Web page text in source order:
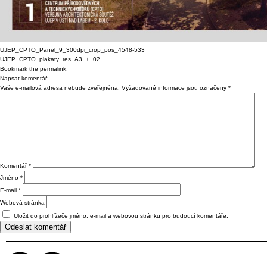
UJEP_CPTO_Panel_9_300dpi_crop_pos_4548-533
UJEP_CPTO_plakaty_res_A3_+_02
Bookmark the permalink
Napsat komentář
Vaše e-mailová adresa nebude zveřejněna.
Vyžadované informace jsou označeny *
Komentář*
Jméno *
E-mail *
Webová stránka
Uložit do prohlížeče jméno, e-mail a webovou stránku pro budoucí komentáře.